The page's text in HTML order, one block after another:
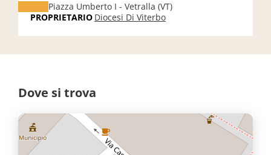
Piazza Umberto I - Vetralla (VT)
PROPRIETARIO Diocesi Di Viterbo
Dove si trova